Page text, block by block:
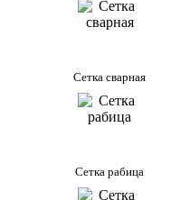
Сетка сварная
Сетка рабица